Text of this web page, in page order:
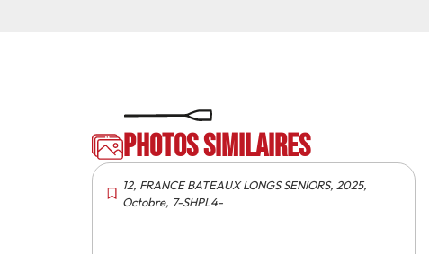
Photos similaires
12, FRANCE BATEAUX LONGS SENIORS, 2025,
Octobre, 7-SHPL4-